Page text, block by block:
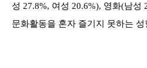
성 27.8%, 여성 20.6%), 영화(남성
문화활동을 혼자 즐기지 못하는